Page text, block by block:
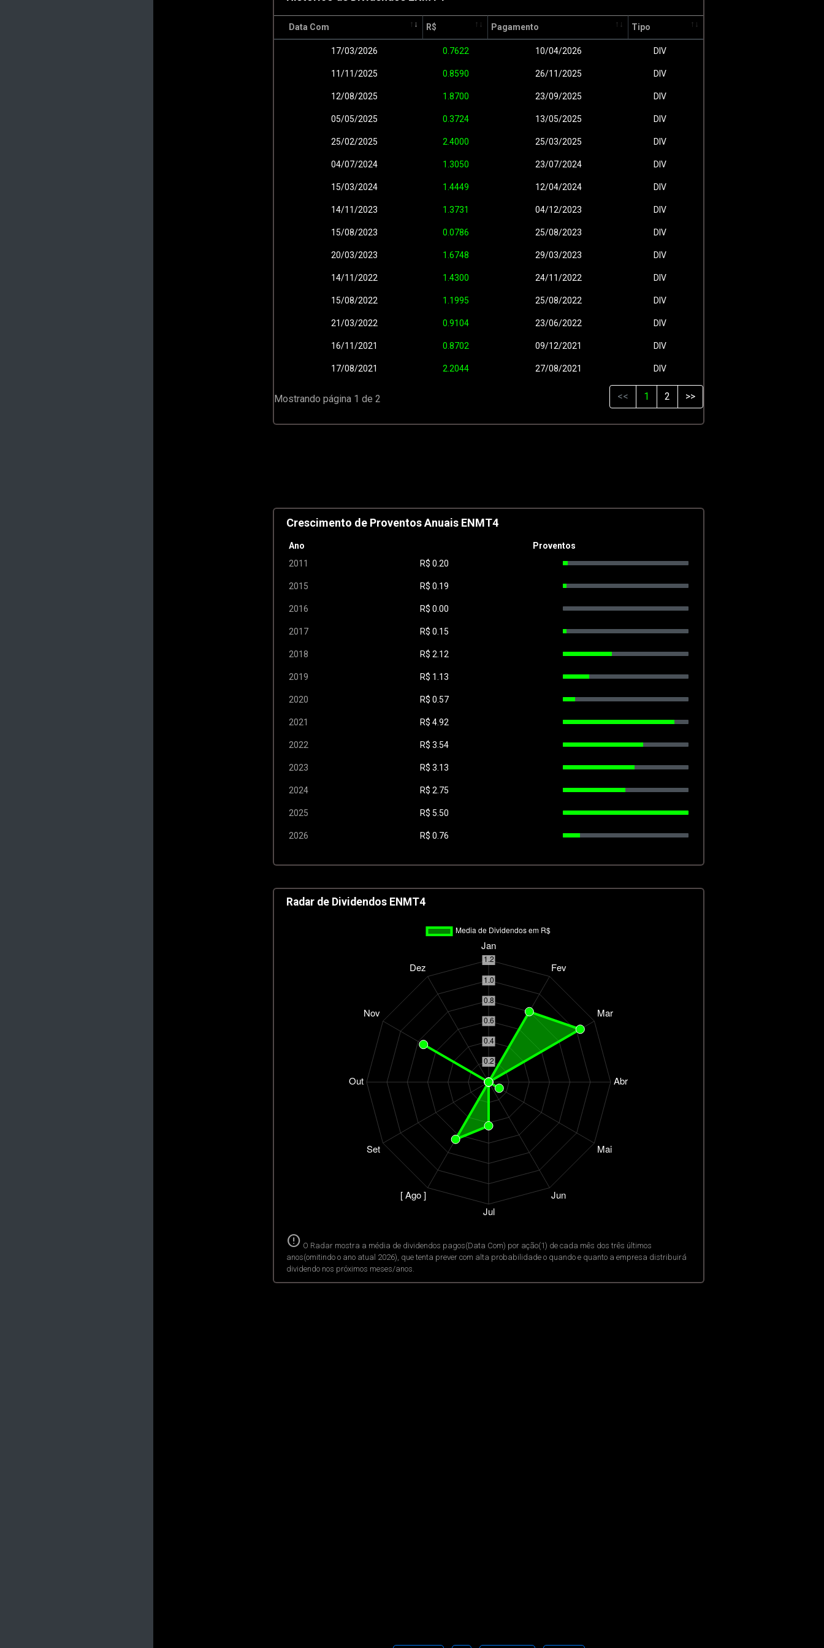
Data Com R$ Pagamento Tipo
17/03/2026 0.7622 10/04/2026 DIV
11/11/2025 0.8590 26/11/2025 DIV
12/08/2025 1.8700 23/09/2025 DIV
05/05/2025 0.3724 13/05/2025 DIV
25/02/2025 2.4000 25/03/2025 DIV
04/07/2024 1.3050 23/07/2024 DIV
15/03/2024 1.4449 12/04/2024 DIV
14/11/2023 1.3731 04/12/2023 DIV
15/08/2023 0.0786 25/08/2023 DIV
20/03/2023 1.6748 29/03/2023 DIV
14/11/2022 1.4300 24/11/2022 DIV
15/08/2022 1.1995 25/08/2022 DIV
21/03/2022 0.9104 23/06/2022 DIV
16/11/2021 0.8702 09/12/2021 DIV
17/08/2021 2.2044 27/08/2021 DIV
Mostrando página 1 de 2 << 1 2 >>
Crescimento de Proventos Anuais ENMT4
Ano
Proventos
2011
R$ 0.20
2015 R$ 0.19
2016 R$ 0.00
2017 R$ 0.15
2018 R$ 2.12
2019 R$ 1.13
2020 R$ 0.57
2021 R$ 4.92
2022 R$ 3.54
2023 R$ 3.13
2024 R$ 2.75
2025 R$ 5.50
2026 R$ 0.76
Radar de Dividendos ENMT4
error O Radar mostra a média de dividendos pagos(Data Com) por ação(1) de cada mês dos três últimos
anos(omitindo o ano atual 2026), que tenta prever com alta probabilidade o quando e quanto a empresa distribuirá
dividendo nos próximos meses/anos.